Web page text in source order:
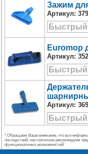
Зажим
Артикул:
Euromop
Артикул:
Артикул:
* Обращаем Ваше внимание, что вся
последствий, настоятельно рекомендуем
функциональных возможностей!